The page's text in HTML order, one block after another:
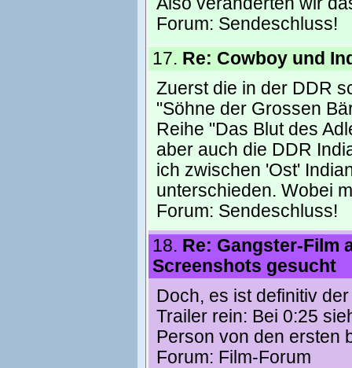
Forum: Sendeschluss!
17. Re: Cowboy und
Zuerst die in der DDR
"Söhne der Grossen
Reihe "Das Blut des
aber auch die DDR
ich zwischen 'Ost'
unterschieden. Wobei
Forum: Sendeschluss!
18. Re: Gangster-Film
Screenshots gesucht
Doch, es ist definitiv
Trailer rein: Bei 0:25
Person von den ersten
Forum: Film-Forum